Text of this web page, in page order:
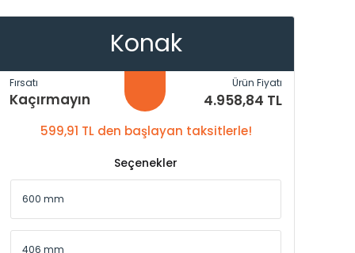
Konak
Fırsatı
Kaçırmayın
Ürün Fiyatı
4.958,84 TL
599,91 TL den başlayan taksitlerle!
Seçenekler